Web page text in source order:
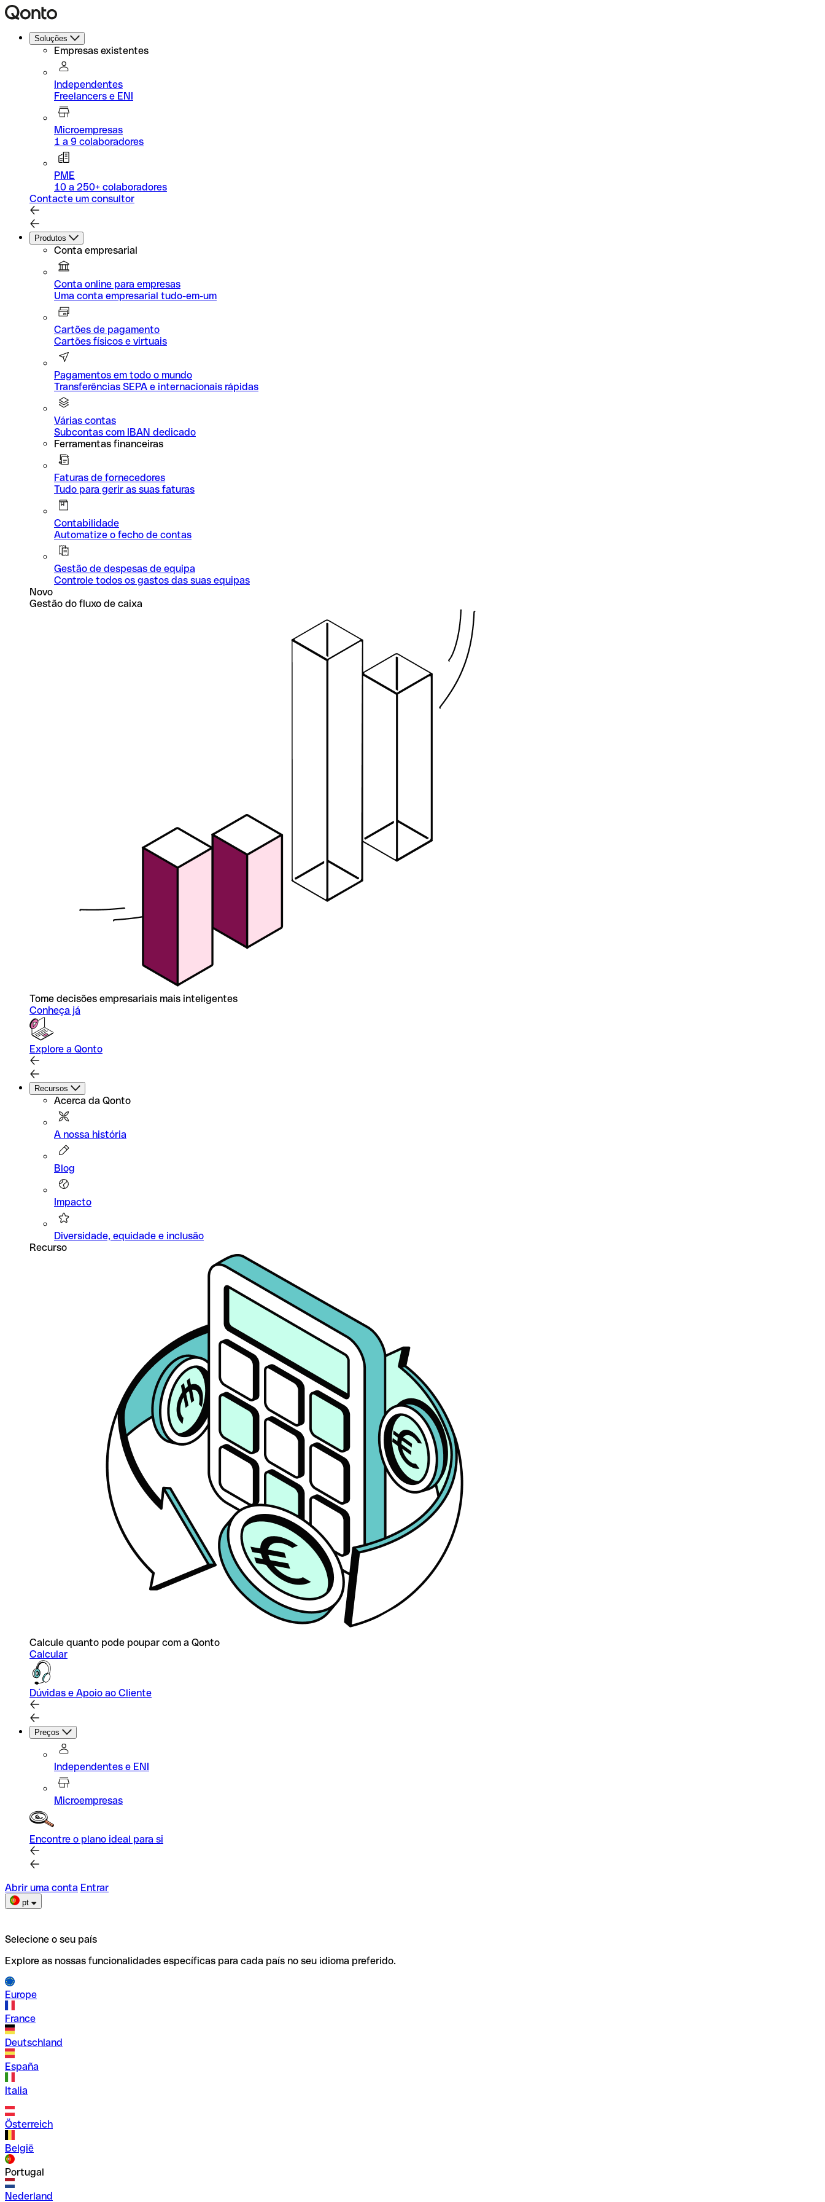
Soluções
Empresas existentes
Independentes
Freelancers e ENI
Microempresas
1 a 9 colaboradores
PME
10 a 250+ colaboradores
Contacte um consultor
Produtos
Conta empresarial
Conta online para empresas
Uma conta empresarial tudo-em-um
Cartões de pagamento
Cartões físicos e virtuais
Pagamentos em todo o mundo
Transferências SEPA e internacionais rápidas
Várias contas
Subcontas com IBAN dedicado
Ferramentas financeiras
Faturas de fornecedores
Tudo para gerir as suas faturas
Contabilidade
Automatize o fecho de contas
Gestão de despesas de equipa
Controle todos os gastos das suas equipas
Novo
Gestão do fluxo de caixa
Tome decisões empresariais mais inteligentes
Conheça já
Explore a Qonto
Recursos
Acerca da Qonto
A nossa história
Blog
Impacto
Diversidade, equidade e inclusão
Recurso
Calcule quanto pode poupar com a Qonto
Calcular
Dúvidas e Apoio ao Cliente
Preços
Independentes e ENI
Microempresas
Encontre o plano ideal para si
Abrir uma conta Entrar
pt
Selecione o seu país
Explore as nossas funcionalidades específicas para cada país no seu idioma preferido.
Europe
France
Deutschland
España
Italia
Österreich
België
Portugal
Nederland